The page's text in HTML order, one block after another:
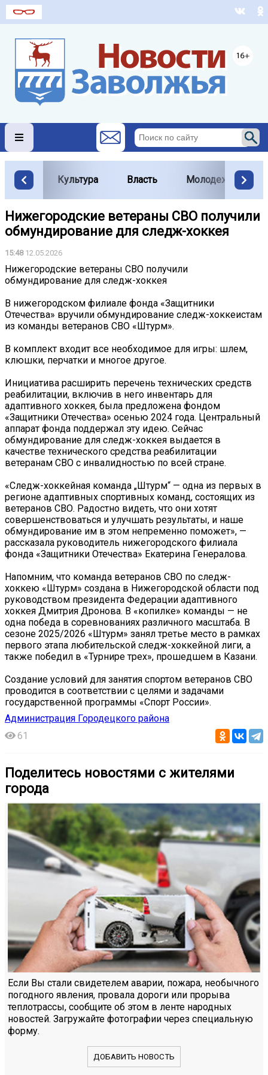
Культура Власть Молодежь
Нижегородские ветераны СВО получили
обмундирование для следж-хоккея
15:4812.05.2026
Нижегородские ветераны СВО получили
обмундирование для следж-хоккея
В нижегородском филиале фонда «Защитники
Отечества» вручили обмундирование следж-хоккеистам
из команды ветеранов СВО «Штурм».
В комплект входит все необходимое для игры: шлем,
клюшки, перчатки и многое другое.
Инициатива расширить перечень технических средств
реабилитации, включив в него инвентарь для
адаптивного хоккея, была предложена фондом
«Защитники Отечества» осенью 2024 года. Центральный
аппарат фонда поддержал эту идею. Сейчас
обмундирование для следж-хоккея выдается в
качестве технического средства реабилитации
ветеранам СВО с инвалидностью по всей стране.
«Следж-хоккейная команда „Штурм“ — одна из первых в
регионе адаптивных спортивных команд, состоящих из
ветеранов СВО. Радостно видеть, что они хотят
совершенствоваться и улучшать результаты, и наше
обмундирование им в этом непременно поможет», —
рассказала руководитель нижегородского филиала
фонда «Защитники Отечества» Екатерина Генералова.
Напомним, что команда ветеранов СВО по следж-
хоккею «Штурм» создана в Нижегородской области под
руководством президента Федерации адаптивного
хоккея Дмитрия Дронова. В «копилке» команды — не
одна победа в соревнованиях различного масштаба. В
сезоне 2025/2026 «Штурм» занял третье место в рамках
первого этапа любительской следж-хоккейной лиги, а
также победил в «Турнире трех», прошедшем в Казани.
Создание условий для занятия спортом ветеранов СВО
проводится в соответствии с целями и задачами
государственной программы «Спорт России».
Администрация Городецкого района
61
Поделитесь новостями с жителями
города
Если Вы стали свидетелем аварии, пожара, необычного
погодного явления, провала дороги или прорыва
теплотрассы, сообщите об этом в ленте народных
новостей. Загружайте фотографии через специальную
форму.
ДОБАВИТЬ НОВОСТЬ